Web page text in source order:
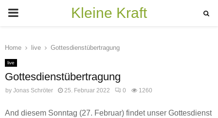
PRIMARY
Kleine Kraft
Home live Gottesdienstübertragung
live
Gottesdienstübertragung
by Jonas Schröter 25. Februar 2022 0 1260
And diesem Sonntag (27. Februar) findet unser Gottesdienst